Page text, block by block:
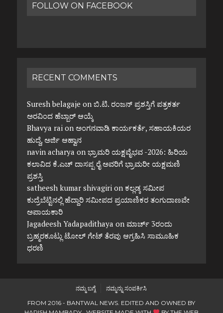
FOLLOW ON FACEBOOK
RECENT COMMENTS
Suresh belagaje on ಬಿ.ಟಿ. ರಂಜನ್ ಪ್ರಶಸ್ತಿಗೆ ಪತ್ರಕರ್ತ
ಅರವಿಂದ ಹೆಬ್ಬಾರ್ ಆಯ್ಕೆ
Bhavya raion ಅಂಗನವಾಡಿ ಕಾರ್ಯಕರ್ತೆ, ಸಹಾಯಕಿಯರ
ಹುದ್ದೆ, ಅರ್ಜಿ ಆಹ್ವಾನ
navin acharya on ಭ್ರಾಮರಿ ಯಕ್ಷವೈಭವ -2026: ಹಿರಿಯ
ಕಲಾವಿದ ಕೆ.ಎಚ್ ದಾಸಪ್ಪ ರೈ ಅವರಿಗೆ ಭ್ರಾಮರೀ ಯಕ್ಷಮಣಿ
ಪ್ರಶಸ್ತಿ
satheesh kumar shivagirion ಕಲ್ಲಡ್ಕ ಸಮೀಪ
ಕುದ್ರೆಬೆಟ್ಟಿನಲ್ಲಿ ಹೆದ್ದಾರಿ ಸಮೀಪದ ಪ್ರಯಾಣಿಕರ ತಂಗುದಾಣವೇ
ಅಪಾಯಕಾರಿ
Jagadeesh Yadapadithaya on ಮಾರ್ಚ್ 3ರಂದು
ಬ್ರಹ್ಮರಕೂಟ್ಲು ಟೋಲ್ ಗೇಟ್ ತೆರವು ಆಗ್ರಹಿಸಿ ಸಾಮೂಹಿಕ
ಧರಣಿ
ನಮ್ಮ ಬಗ್ಗೆ
ನಮ್ಮನ್ನು ಸಂಪರ್ಕಿಸಿ
FROM 2016 - BANTWAL NEWS. EDITED AND OWNED BY